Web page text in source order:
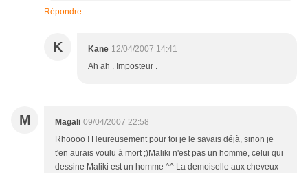
Répondre
K Kane 12/04/2007 14:41
Ah ah . Imposteur .
M Magali 09/04/2007 22:58
Rhoooo ! Heureusement pour toi je le savais déjà, sinon je
t'en aurais voulu à mort ;)Maliki n'est pas un homme, celui qui
dessine Maliki est un homme ^^ La demoiselle aux cheveux